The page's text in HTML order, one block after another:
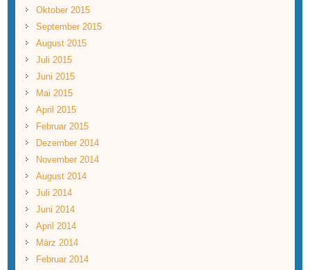
Oktober 2015
September 2015
August 2015
Juli 2015
Juni 2015
Mai 2015
April 2015
Februar 2015
Dezember 2014
November 2014
August 2014
Juli 2014
Juni 2014
April 2014
März 2014
Februar 2014